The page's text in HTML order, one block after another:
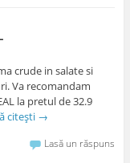
crude in salate si
Va recomandam
la pretul de 32.9
citești →
Lasă un răspuns